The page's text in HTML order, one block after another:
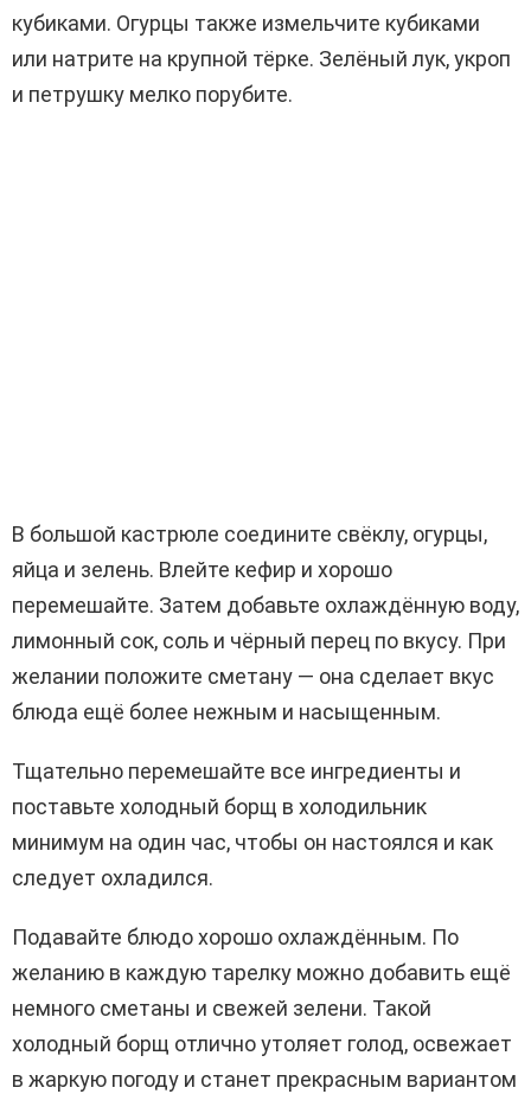
кубиками. Огурцы также измельчите кубиками
или натрите на крупной тёрке. Зелёный лук, укроп
и петрушку мелко порубите.
В большой кастрюле соедините свёклу, огурцы,
яйца и зелень. Влейте кефир и хорошо
перемешайте. Затем добавьте охлаждённую воду,
лимонный сок, соль и чёрный перец по вкусу. При
желании положите сметану — она сделает вкус
блюда ещё более нежным и насыщенным.
Тщательно перемешайте все ингредиенты и
поставьте холодный борщ в холодильник
минимум на один час, чтобы он настоялся и как
следует охладился.
Подавайте блюдо хорошо охлаждённым. По
желанию в каждую тарелку можно добавить ещё
немного сметаны и свежей зелени. Такой
холодный борщ отлично утоляет голод, освежает
в жаркую погоду и станет прекрасным вариантом